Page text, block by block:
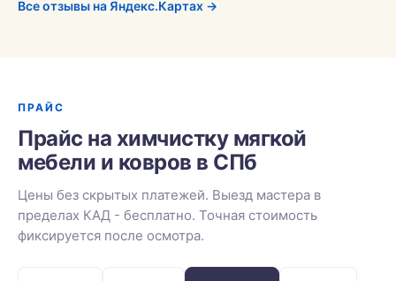
Все отзывы на Яндекс.Картах →
ПРАЙС
Прайс на химчистку мягкой
мебели и ковров в СПб
Цены без скрытых платежей. Выезд мастера в
пределах КАД - бесплатно. Точная стоимость
фиксируется после осмотра.